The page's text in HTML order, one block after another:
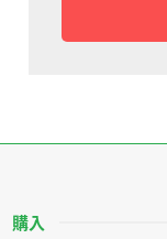
購入